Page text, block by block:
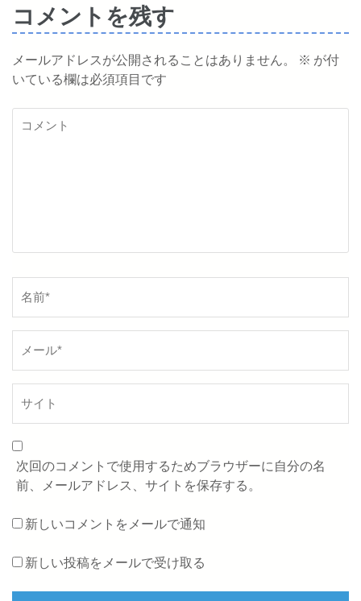
ゲ
ー
シ
ョ
コメントを残す
メールアドレスが公開されることはありません。 ※ が付
いている欄は必須項目です
前
次回のコメントで使用するためブラウザーに自分の名
前、メールアドレス、サイトを保存する。
新しいコメントをメールで通知
新しい投稿をメールで受け取る